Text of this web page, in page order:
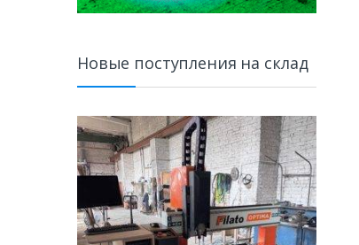
Новые поступления на склад